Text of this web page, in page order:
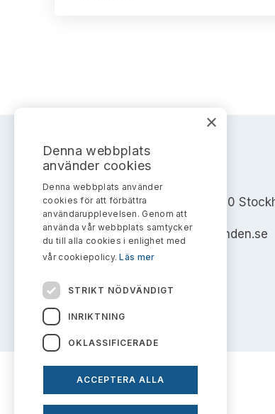
AKTIEMARKNADSNÄMNDEN
Address: Box 7354, 103 90
info@aktiemarknadsnamnden.se
×
Denna webbplats
använder cookies
Denna webbplats använder
cookies för att förbättra
användarupplevelsen. Genom att
använda vår webbplats samtycker
du till alla cookies i enlighet med
vår cookiepolicy.Läs mer
STRIKT NÖDVÄNDIGT
INRIKTNING
OKLASSIFICERADE
ACCEPTERA ALLA